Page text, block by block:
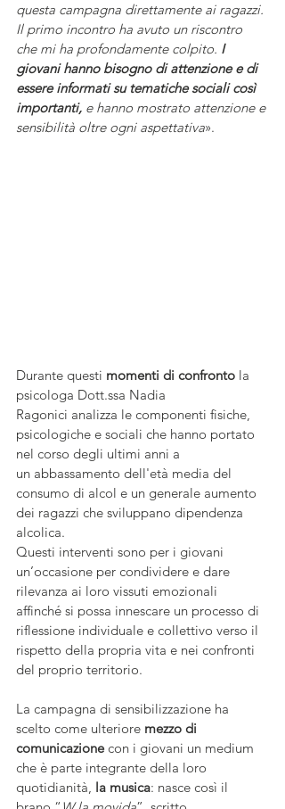
questa campagna direttamente ai ragazzi.
Il primo incontro ha avuto un riscontro
che mi ha profondamente colpito. I
giovani hanno bisogno di attenzione e di
essere informati su tematiche sociali così
importanti, e hanno mostrato attenzione e
sensibilità oltre ogni aspettativa».
Durante questi momenti di confronto la
psicologa Dott.ssa Nadia
Ragonici analizza le componenti fisiche,
psicologiche e sociali che hanno portato
nel corso degli ultimi anni a
un abbassamento dell'età media del
consumo di alcol e un generale aumento
dei ragazzi che sviluppano dipendenza
alcolica.
Questi interventi sono per i giovani
un’occasione per condividere e dare
rilevanza ai loro vissuti emozionali
affinché si possa innescare un processo di
riflessione individuale e collettivo verso il
rispetto della propria vita e nei confronti
del proprio territorio.
La campagna di sensibilizzazione ha
scelto come ulteriore mezzo di
comunicazione con i giovani un medium
che è parte integrante della loro
quotidianità, la musica: nasce così il